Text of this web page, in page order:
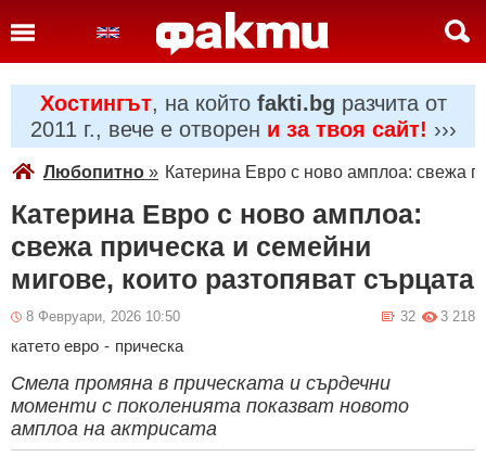
Хостингът, на който fakti.bg разчита от
2011 г., вече е отворен и за твоя сайт! ›››
Любопитно » Катерина Евро с ново амплоа: свежа
Катерина Евро с ново амплоа:
свежа прическа и семейни
мигове, които разтопяват сърцата
8 Февруари, 2026 10:50 3 218
32
катето евро - прическа
Смела промяна в прическата и сърдечни
моменти с поколенията показват новото
амплоа на актрисата